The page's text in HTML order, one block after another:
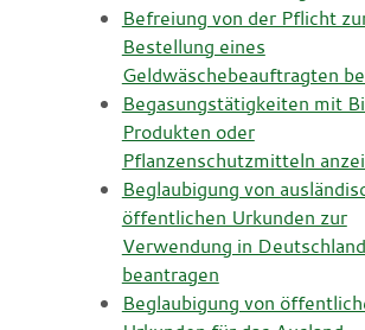
Befreiung von der Pflicht
Bestellung eines
Geldwäschebeauftragten
Begasungstätigkeiten mit
Produkten oder
Pflanzenschutzmitteln
Beglaubigung von
öffentlichen Urkunden zur
Verwendung in Deutschland
beantragen
Beglaubigung von